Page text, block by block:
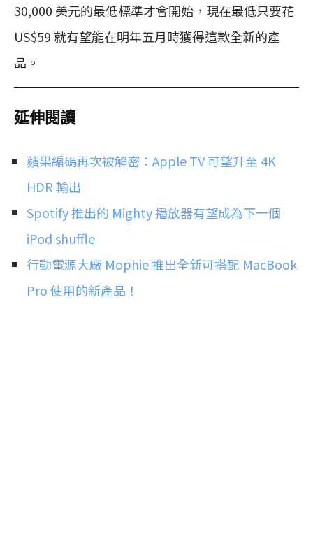
30,000 美元的最低標準才會開始，現在最低只要花
US$59 就有望能在明年五月時獲得這款全新的產
品。
延伸閱讀
蘋果編碼再次被解密：Apple TV 可望升至 4K
HDR 輸出
Spotify 推出的 Mighty 播放器有望成為下一個
iPod shuffle
行動電源大廠 Mophie 推出全新可搭配 MacBook
Pro 使用的新產品！